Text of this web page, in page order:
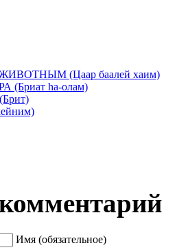
(Цаар баалей хаим)
hа-олам)
Имя (обязательное)